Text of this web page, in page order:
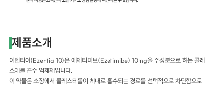
제품소개
이젠티아(Ezentia 10)은 에제티미브(Ezetimibe) 10mg을 주성분으로 하는 콜레
스테롤 흡수 억제제입니다.
이 약물은 소장에서 콜레스테롤이 체내로 흡수되는 경로를 선택적으로 차단함으로